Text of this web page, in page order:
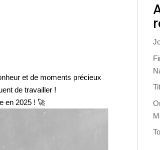
et de moments précieux
de travailler !
en 2025 ! 🚀